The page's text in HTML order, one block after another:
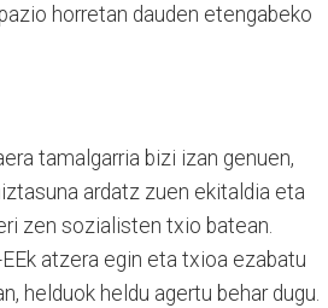
horretan dauden etengabeko
tamalgarria bizi izan genuen,
ardatz zuen ekitaldia eta
zen sozialisten txio batean.
atzera egin eta txioa ezabatu
helduok heldu agertu behar dugu.